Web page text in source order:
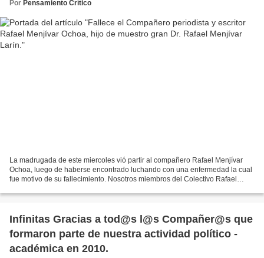
Por Pensamiento Crítico
La madrugada de este miercoles vió partir al compañero Rafael Menjívar
Ochoa, luego de haberse encontrado luchando con una enfermedad la cual
fue motivo de su fallecimiento. Nosotros miembros del Colectivo Rafael
Infinitas Gracias a tod@s l@s Compañer@s que
formaron parte de nuestra actividad político -
académica en 2010.